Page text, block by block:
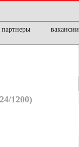
партнеры вакансии
1200)